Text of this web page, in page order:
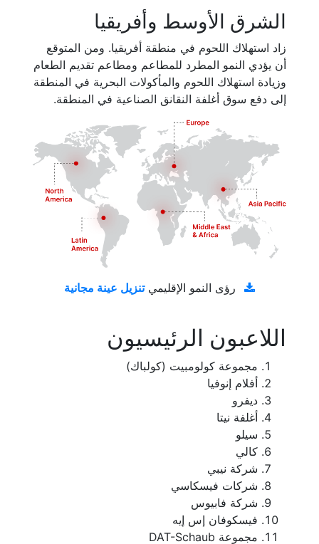
الشرق الأوسط وأفريقيا
زاد استهلاك اللحوم في منطقة أفريقيا. ومن المتوقع
أن يؤدي النمو المطرد للمطاعم ومطاعم تقديم الطعام
وزيادة استهلاك اللحوم والمأكولات البحرية في المنطقة
إلى دفع سوق أغلفة النقانق الصناعية في المنطقة.
رؤى النمو الإقليمي
اللاعبون الرئيسيون
مجموعة كولومبيت (كولباك)
أفلام إنوفيا
ديفرو
أغلفة نيتا
سيلو
كالي
شركة نيبي
شركات فيسكاسي
شركة فابيوس
فيسكوفان إس إيه
مجموعة DAT-Schaub